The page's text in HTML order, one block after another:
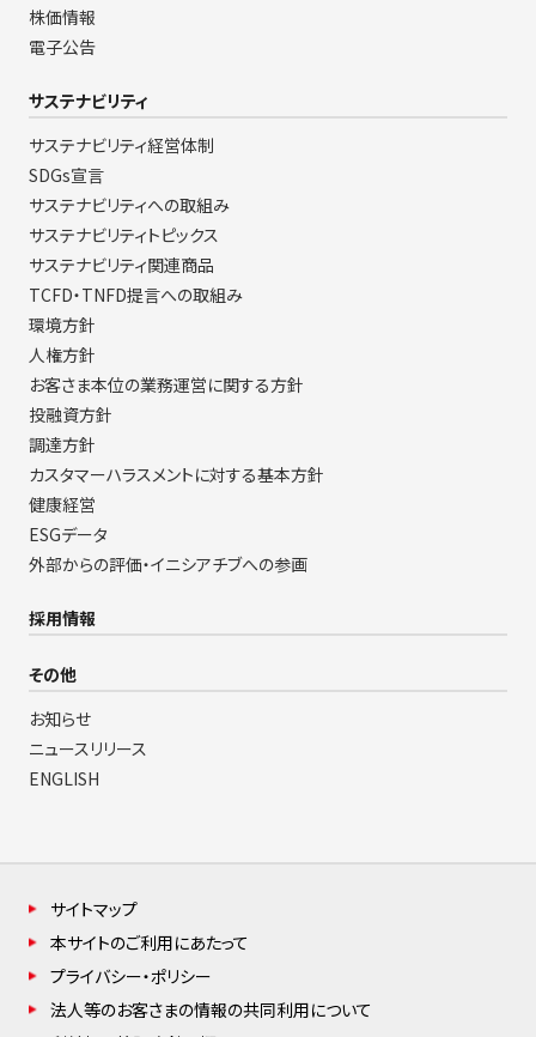
株価情報
電子公告
サステナビリティ
サステナビリティ経営体制
SDGs宣言
サステナビリティへの取組み
サステナビリティトピックス
サステナビリティ関連商品
TCFD・TNFD提言への取組み
環境方針
人権方針
お客さま本位の業務運営に関する方針
投融資方針
調達方針
カスタマーハラスメントに対する基本方針
健康経営
ESGデータ
外部からの評価・イニシアチブへの参画
採用情報
その他
お知らせ
ニュースリリース
ENGLISH
サイトマップ
本サイトのご利用にあたって
プライバシー・ポリシー
法人等のお客さまの情報の共同利用について